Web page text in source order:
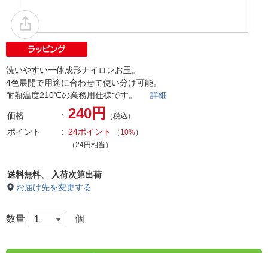
洗いやすい一体成形ナイロンお玉。
4色展開で用途に合わせて使い分け可能。
耐熱温度210℃の業務用仕様です。 詳細
価格 240円 （税込）
ポイント 24ポイント （ 10%）
（24円相当）
送料無料、
入荷次第出荷
お届け先を変更する
数量 個